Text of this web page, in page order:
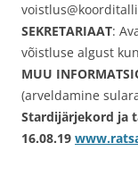
SEKRETARIAAT:
võistluse algust
MUU
(arveldamine
Stardijärjekord ja
16.08.19